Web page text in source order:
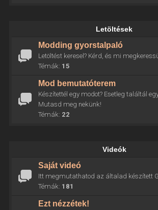
Letöltések
Modding gyorstalpaló
Letöltést keresel? Kérd, és mi
Témák: 15
Mod bemutatóterem
Készítettél egy modot? Esetleg találtál
Mutasd meg nekünk!
Témák: 22
Videók
Saját videó
Itt megmutathatod az általad készített
Témák: 181
Ezt nézzétek!